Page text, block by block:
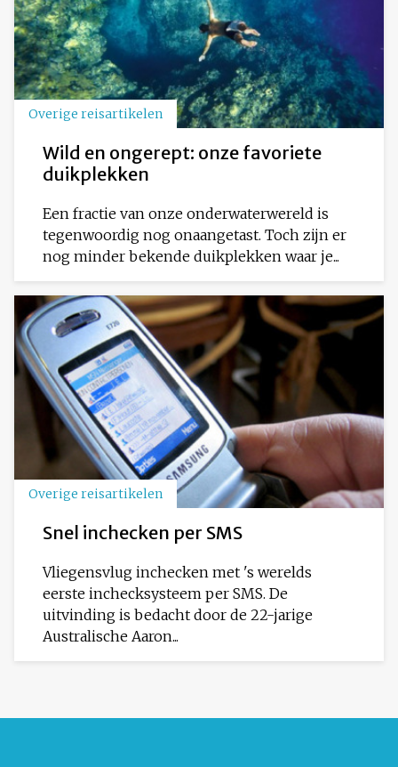
Overige reisartikelen
Wild en ongerept: onze favoriete
duikplekken
Een fractie van onze onderwaterwereld is
tegenwoordig nog onaangetast. Toch zijn er
nog minder bekende duikplekken waar je...
Overige reisartikelen
Snel inchecken per SMS
Vliegensvlug inchecken met 's werelds
eerste inchecksysteem per SMS. De
uitvinding is bedacht door de 22-jarige
Australische Aaron...